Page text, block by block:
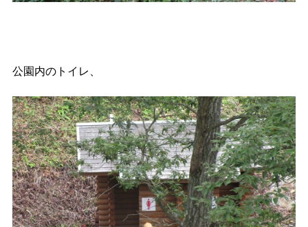
公園内のトイレ、